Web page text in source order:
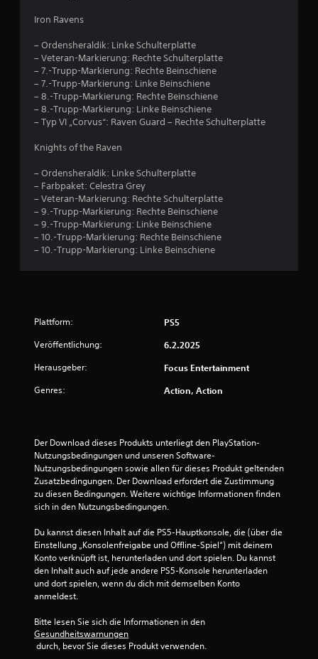
Iron Ravens
– Ordensheraldik: Linke Schulterplatte
– Veteran-Markierung: Rechte Schulterplatte
– 7.-Trupp-Markierung: Rechte Beinschiene
– 7.-Trupp-Markierung: Linke Beinschiene
– 8.-Trupp-Markierung: Rechte Beinschiene
– 8.-Trupp-Markierung: Linke Beinschiene
– Typ VI „Corvus“: Raven Guard – Rechte Schulterplatte
Knights of the Raven
– Ordensheraldik: Linke Schulterplatte
– Farbpaket: Celestra Grey
– Veteran-Markierung: Rechte Schulterplatte
– 9.-Trupp-Markierung: Rechte Beinschiene
– 9.-Trupp-Markierung: Linke Beinschiene
– 10.-Trupp-Markierung: Rechte Beinschiene
– 10.-Trupp-Markierung: Linke Beinschiene
Plattform: PS5
Veröffentlichung: 6.2.2025
Herausgeber: Focus Entertainment
Genres: Action, Action
Der Download dieses Produkts unterliegt den PlayStation-
Nutzungsbedingungen und unseren Software-
Nutzungsbedingungen sowie allen für dieses Produkt geltenden
Zusatzbedingungen. Der Download erfordert die Zustimmung
zu diesen Bedingungen. Weitere wichtige Informationen finden
sich in den Nutzungsbedingungen.
Du kannst diesen Inhalt auf die PS5-Hauptkonsole, die (über die
Einstellung „Konsolenfreigabe und Offline-Spiel“) mit deinem
Konto verknüpft ist, herunterladen und dort spielen. Du kannst
den Inhalt auch auf jede andere PS5-Konsole herunterladen
und dort spielen, wenn du dich mit demselben Konto
anmeldest.
Bitte lesen Sie sich die Informationen in den
Gesundheitswarnungen
durch, bevor Sie dieses Produkt verwenden.